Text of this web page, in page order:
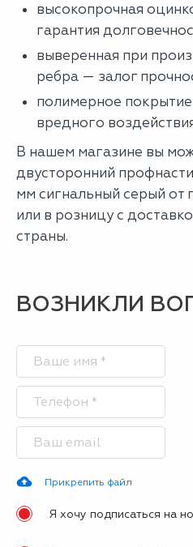
высокопрочная
гарантия
выверенная при
ребра — залог
полимерное
вредного
В нашем магазине вы
двусторонний
мм сигнальный серый от
или в розницу с
страны.
ВОЗНИКЛИ
Прикрепить файл
Я хочу подписаться на